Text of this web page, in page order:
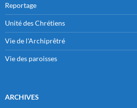
Reportage
Unité des Chrétiens
Vie de l'Archiprêtré
Vie des paroisses
ARCHIVES